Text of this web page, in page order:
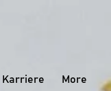
Karriere More